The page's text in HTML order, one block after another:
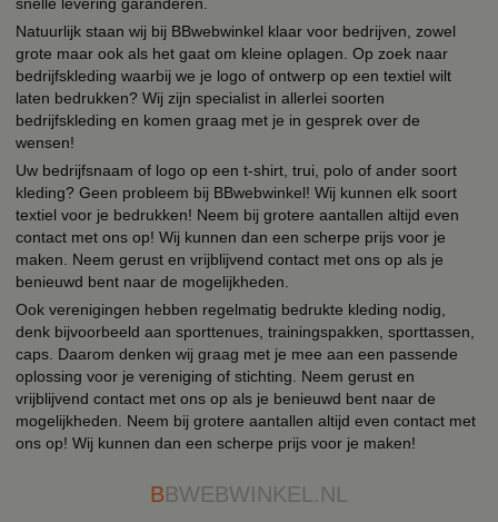
Natuurlijk staan wij bij BBwebwinkel klaar voor bedrijven, zowel
grote maar ook als het gaat om kleine oplagen. Op zoek naar
bedrijfskleding waarbij we je logo of ontwerp op een textiel wilt
laten bedrukken? Wij zijn specialist in allerlei soorten
bedrijfskleding en komen graag met je in gesprek over de
wensen!
Uw bedrijfsnaam of logo op een t-shirt, trui, polo of ander soort
kleding? Geen probleem bij BBwebwinkel! Wij kunnen elk soort
textiel voor je bedrukken! Neem bij grotere aantallen altijd even
contact met ons op! Wij kunnen dan een scherpe prijs voor je
maken. Neem gerust en vrijblijvend contact met ons op als je
benieuwd bent naar de mogelijkheden.
Ook verenigingen hebben regelmatig bedrukte kleding nodig,
denk bijvoorbeeld aan sporttenues, trainingspakken, sporttassen,
caps. Daarom denken wij graag met je mee aan een passende
oplossing voor je vereniging of stichting. Neem gerust en
vrijblijvend contact met ons op als je benieuwd bent naar de
mogelijkheden. Neem bij grotere aantallen altijd even contact met
ons op! Wij kunnen dan een scherpe prijs voor je maken!
BBWEBWINKEL.NL